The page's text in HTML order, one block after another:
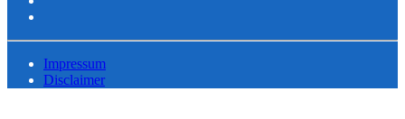
Impressum
Disclaimer